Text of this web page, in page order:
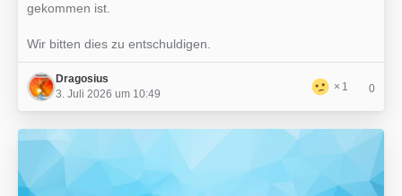
gekommen ist.
Wir bitten dies zu entschuldigen.
Dragosius
3. Juli 2026 um 10:49
1 0